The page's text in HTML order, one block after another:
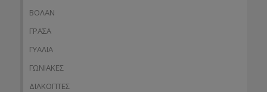
ΒΟΛΑΝ
ΓΡΑΣΑ
ΓΥΑΛΙΑ
ΓΩΝΙΑΚΕΣ
ΔΙΑΚΟΠΤΕΣ